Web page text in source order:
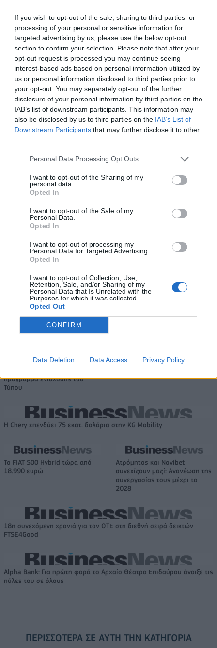
If you wish to opt-out of the sale, sharing to third parties, or
processing of your personal or sensitive information for
targeted advertising by us, please use the below opt-out
section to confirm your selection. Please note that after your
opt-out request is processed you may continue seeing
interest-based ads based on personal information utilized by
us or personal information disclosed to third parties prior to
your opt-out. You may separately opt-out of the further
disclosure of your personal information by third parties on the
IAB’s list of downstream participants. This information may
also be disclosed by us to third parties on the IAB’s List of
Downstream Participants that may further disclose it to other
Personal Data Processing Opt Outs
I want to opt-out of the Sharing of my
personal data.
Opted In
I want to opt-out of the Sale of my
Personal Data.
Opted In
I want to opt-out of processing my
Personal Data for Targeted Advertising.
Opted In
I want to opt-out of Collection, Use,
Retention, Sale, and/or Sharing of my
Personal Data that Is Unrelated with the
Purposes for which it was collected.
Opted Out
CONFIRM
Data Deletion Data Access Privacy Policy
Deloitte Ελλάδος:
Χρηματοοικονομικός
σύμβουλος της ΔΕΗ για την
είσοδο στην πολωνική αγορά
ενέργειας
Media: Με ενίσχυση 8 εκατ.
ευρώ σε 451 επιχειρήσεις
ξεκίνησε το πρόγραμμα
στήριξης- Κάλυψη εισφορών
ΕΔΟΕΑΠ
IAB Hellas: Νέα Διοικούσα Επιτροπή και νέο Διοικητικό Συμβούλιο -
Πρόεδρος ο Γαληνός Γιαγλής
Η Toyota φέρνει νέα γενιά
Σε κινεζική… πολιορκία η
ευρωπαϊκή
αυτοκινητοβιομηχανία
Νέο Audi A2 e-tron με στόχο την κορυφή της αποδοτικότητας
Ζαλγκίρις: Επίσημη η απόκτηση
του Έβανς και ο δανεισμός του
Μοκόκα: «Θέλουμε να χτίσουμε
κάτι μεγάλο με την ιδιοκτησία
ΕΛΣΤΑΤ: Στο 3,4% υποχώρησε ο πληθωρισμός τον Ιούλιο
σε 843 μέσα ενημέρωσης-
πρόγραμμα ενίσχυσης του
Τύπου
εξάμηνο, στα 550 εκατ. ευρώ –
Η Chery επενδύει 75 εκατ. δολάρια στην KG Mobility
Το FIAT 500 Hybrid τώρα από
18.990 ευρώ
Ατρόμητος και Novibet
συνεχίζουν μαζί: Ανανέωση της
συνεργασίας τους μέχρι το
2028
18η συνεχόμενη χρονιά για τον ΟΤΕ στη διεθνή σειρά δεικτών
FTSE4Good
Alpha Bank: Για πρώτη φορά το Αρχαίο Θέατρο Επιδαύρου άνοιξε τις
πύλες του σε όλους
ΠΕΡΙΣΣΌΤΕΡΑ ΣΕ ΑΥΤΉ ΤΗΝ ΚΑΤΗΓΟΡΊΑ